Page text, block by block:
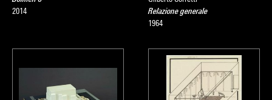
2014
Relazione generale
1964